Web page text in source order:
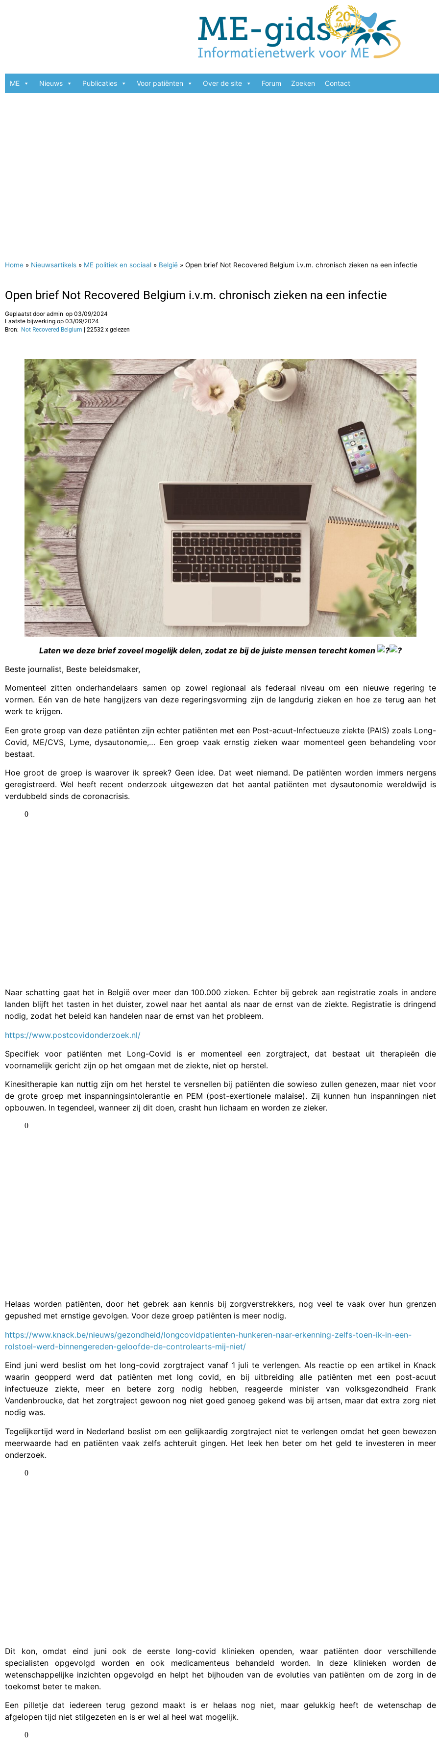
ME Nieuws Publicaties Voor patiënten Over de site Forum Zoeken Contact
Home » Nieuwsartikels » ME politiek en sociaal » België » Open brief Not Recovered Belgium i.v.m. chronisch zieken na een infectie
Open brief Not Recovered Belgium i.v.m. chronisch zieken na een infectie
Geplaatst dooradmin op 03/09/2024
Laatste bijwerking op 03/09/2024
Bron: Not Recovered Belgium | 22532 x gelezen
Laten we deze brief zoveel mogelijk delen, zodat ze bij de juiste mensen terecht komen
Beste journalist, Beste beleidsmaker,
Momenteel zitten onderhandelaars samen op zowel regionaal als federaal niveau om een nieuwe regering te
vormen. Eén van de hete hangijzers van deze regeringsvorming zijn de langdurig zieken en hoe ze terug aan het
werk te krijgen.
Een grote groep van deze patiënten zijn echter patiënten met een Post-acuut-Infectueuze ziekte (PAIS) zoals Long-
Covid, ME/CVS, Lyme, dysautonomie,… Een groep vaak ernstig zieken waar momenteel geen behandeling voor
bestaat.
Hoe groot de groep is waarover ik spreek? Geen idee. Dat weet niemand. De patiënten worden immers nergens
geregistreerd. Wel heeft recent onderzoek uitgewezen dat het aantal patiënten met dysautonomie wereldwijd is
verdubbeld sinds de coronacrisis.
Naar schatting gaat het in België over meer dan 100.000 zieken. Echter bij gebrek aan registratie zoals in andere
landen blijft het tasten in het duister, zowel naar het aantal als naar de ernst van de ziekte. Registratie is dringend
nodig, zodat het beleid kan handelen naar de ernst van het probleem.
https://www.postcovidonderzoek.nl/
Specifiek voor patiënten met Long-Covid is er momenteel een zorgtraject, dat bestaat uit therapieën die
voornamelijk gericht zijn op het omgaan met de ziekte, niet op herstel.
Kinesitherapie kan nuttig zijn om het herstel te versnellen bij patiënten die sowieso zullen genezen, maar niet voor
de grote groep met inspanningsintolerantie en PEM (post-exertionele malaise). Zij kunnen hun inspanningen niet
opbouwen. In tegendeel, wanneer zij dit doen, crasht hun lichaam en worden ze zieker.
Helaas worden patiënten, door het gebrek aan kennis bij zorgverstrekkers, nog veel te vaak over hun grenzen
gepushed met ernstige gevolgen. Voor deze groep patiënten is meer nodig.
https://www.knack.be/nieuws/gezondheid/longcovidpatienten-hunkeren-naar-erkenning-zelfs-toen-ik-in-een-
rolstoel-werd-binnengereden-geloofde-de-controlearts-mij-niet/
Eind juni werd beslist om het long-covid zorgtraject vanaf 1 juli te verlengen. Als reactie op een artikel in Knack
waarin geopperd werd dat patiënten met long covid, en bij uitbreiding alle patiënten met een post-acuut
infectueuze ziekte, meer en betere zorg nodig hebben, reageerde minister van volksgezondheid Frank
Vandenbroucke, dat het zorgtraject gewoon nog niet goed genoeg gekend was bij artsen, maar dat extra zorg niet
nodig was.
Tegelijkertijd werd in Nederland beslist om een gelijkaardig zorgtraject niet te verlengen omdat het geen bewezen
meerwaarde had en patiënten vaak zelfs achteruit gingen. Het leek hen beter om het geld te investeren in meer
onderzoek.
Dit kon, omdat eind juni ook de eerste long-covid klinieken openden, waar patiënten door verschillende
specialisten opgevolgd worden en ook medicamenteus behandeld worden. In deze klinieken worden de
wetenschappelijke inzichten opgevolgd en helpt het bijhouden van de evoluties van patiënten om de zorg in de
toekomst beter te maken.
Een pilletje dat iedereen terug gezond maakt is er helaas nog niet, maar gelukkig heeft de wetenschap de
afgelopen tijd niet stilgezeten en is er wel al heel wat mogelijk.